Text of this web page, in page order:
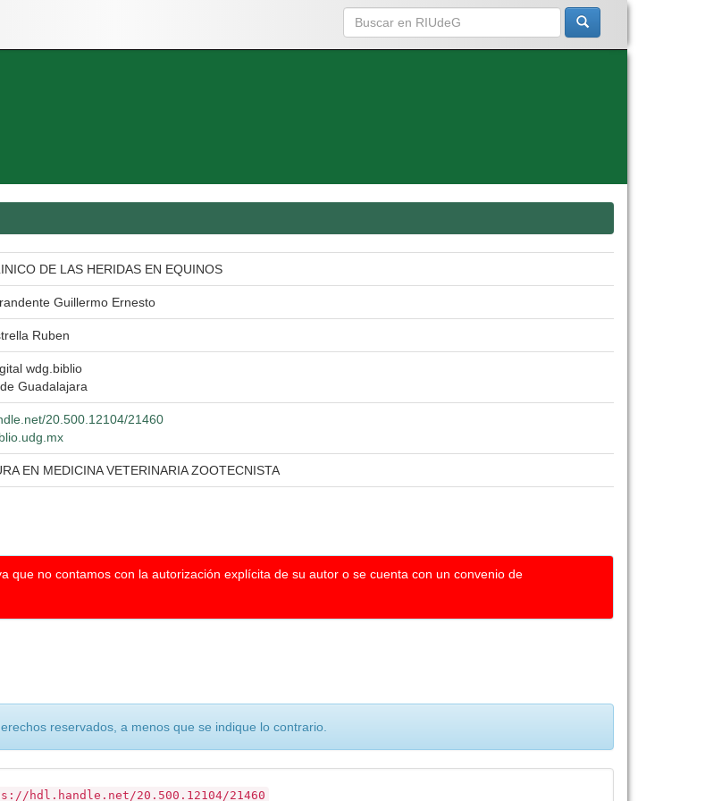
DE LAS HERIDAS EN EQUINOS
Guillermo Ernesto
Ruben
wdg.biblio
Guadalajara
20.500.12104/21460
EN MEDICINA VETERINARIA ZOOTECNISTA
que no contamos con la autorización explícita de su autor o se cuenta con un convenio de
reservados, a menos que se indique lo contrario.
hdl.handle.net/20.500.12104/21460